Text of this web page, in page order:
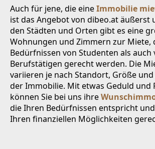
Auch für jene, die eineImmobilie
ist das Angebot von dibeo.at äußerst
den Städten und Orten gibt es eine
Wohnungen und Zimmern zur Miete,
Bedürfnissen von Studenten als auch
Berufstätigen gerecht werden. Die
variieren je nach Standort, Größe
der Immobilie. Mit etwas Geduld und
können Sie bei uns ihre
die Ihren Bedürfnissen entspricht
Ihren finanziellen Möglichkeiten